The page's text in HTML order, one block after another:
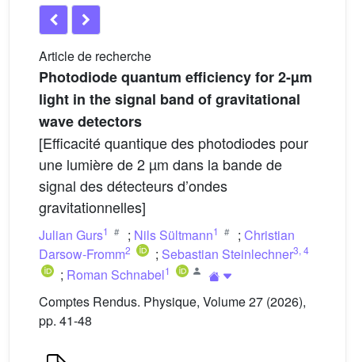
Article de recherche
Photodiode quantum efficiency for 2-µm
light in the signal band of gravitational
wave detectors
[Efficacité quantique des photodiodes pour
une lumière de 2 µm dans la bande de
signal des détecteurs d’ondes
gravitationnelles]
Julian Gurs1 ; Nils Sültmann1 ; Christian
Darsow-Fromm2 ; Sebastian Steinlechner3, 4
; Roman Schnabel1
Comptes Rendus. Physique, Volume 27 (2026),
pp. 41-48